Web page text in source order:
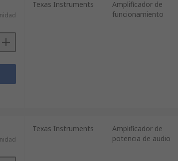
los componentes que
Texas Instruments
Amplificador de
funcionamiento
Texas Instruments
Amplificador de
potencia de audio